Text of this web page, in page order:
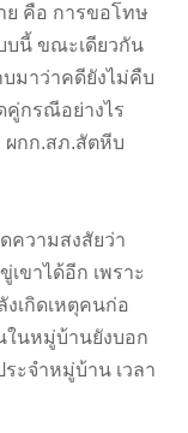
ย คือ การขอโทษ
บนี้ ขณะเดียวกัน
มาว่าคดียังไม่คืบ
คู่กรณีอย่างไร
ผกก.สภ.สัตหีบ
วามสงสัยว่า
ขาได้อีก เพราะ
งเกิดเหตุคนก่อ
ในหมู่บ้านยังบอก
ะจำหมู่บ้าน เวลา